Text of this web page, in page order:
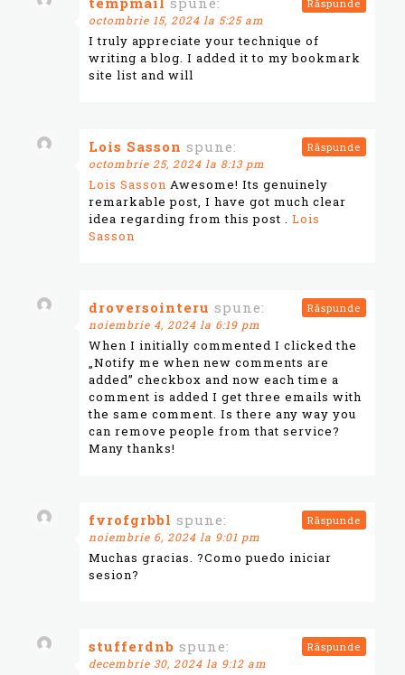
octombrie 15, 2024 la 5:25 am
I truly appreciate your technique of
writing a blog. I added it to my bookmark
site list and will
Răspunde
Lois Sasson spune:
octombrie 25, 2024 la 8:13 pm
Lois Sasson Awesome! Its genuinely
remarkable post, I have got much clear
idea regarding from this post . Lois
Sasson
Răspunde
droversointeru spune:
noiembrie 4, 2024 la 6:19 pm
When I initially commented I clicked the
„Notify me when new comments are
added” checkbox and now each time a
comment is added I get three emails with
the same comment. Is there any way you
can remove people from that service?
Many thanks!
Răspunde
fvrofgrbbl spune:
noiembrie 6, 2024 la 9:01 pm
Muchas gracias. ?Como puedo iniciar
sesion?
Răspunde
stufferdnb spune:
decembrie 30, 2024 la 9:12 am
Răspunde